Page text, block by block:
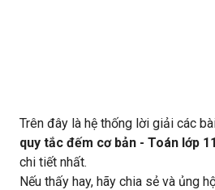
Trên đây là hệ thống lời giải các
quy tắc đếm cơ bản - Toán lớp
chi tiết nhất.
Nếu thấy hay, hãy chia sẻ và ủng